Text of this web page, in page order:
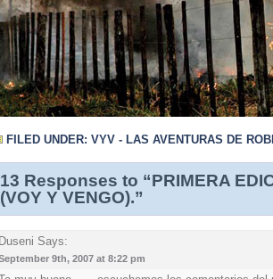
FILED UNDER: VYV - LAS AVENTURAS DE
13 Responses to “PRIMERA
(VOY Y VENGO).”
Duseni Says:
9th, 2007 at 8:22 pm